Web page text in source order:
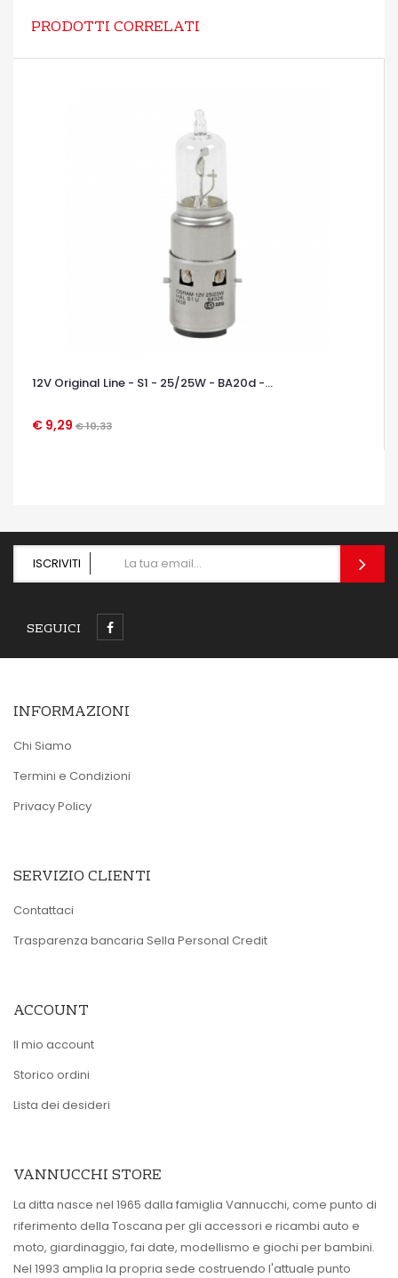
PRODOTTI CORRELATI
12V Original Line - S1 - 25/25W - BA20d -...
€ 9,29 € 10,33
OCCHIATA VELOCE
ISCRIVITI
SEGUICI
INFORMAZIONI
Chi Siamo
Termini e Condizioni
Privacy Policy
SERVIZIO CLIENTI
Contattaci
Trasparenza bancaria Sella Personal Credit
ACCOUNT
Il mio account
Storico ordini
Lista dei desideri
VANNUCCHI STORE
La ditta nasce nel 1965 dalla famiglia Vannucchi, come punto di
riferimento della Toscana per gli accessori e ricambi auto e
moto, giardinaggio, fai date, modellismo e giochi per bambini.
Nel 1993 amplia la propria sede costruendo l'attuale punto